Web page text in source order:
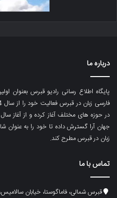
درباره ما
پایگاه اطلاع رسانی رادیو قبرس بعنوان
جهان آرا گسترش داده تا خود را به
زبان در قبرس مطرح کند.
تماس با ما